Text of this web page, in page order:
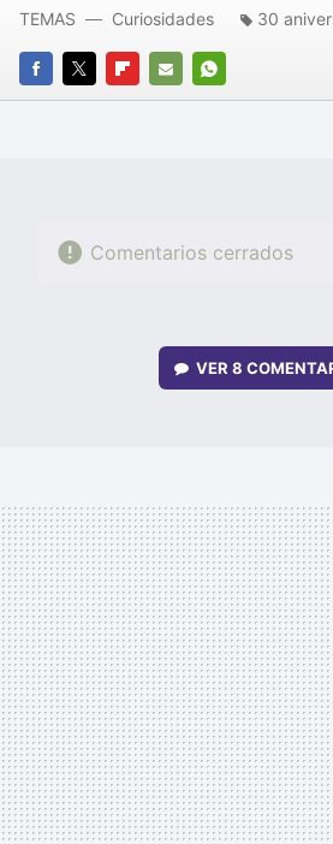
FACEBOOK
TWITTERFLIPBOARD
E-
WHATSAPP
TEMAS Curiosidades 30
Comentarios cerrados
VER 8